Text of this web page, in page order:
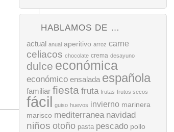
HABLAMOS DE …
actual anual aperitivo arroz carne
celiacos chocolate crema desayuno
dulce económica
económico ensalada española
familiar fiesta fruta frutas frutos secos
fácil guiso huevos invierno marinera
marisco mediterranea navidad
niños otoño pasta pescado pollo